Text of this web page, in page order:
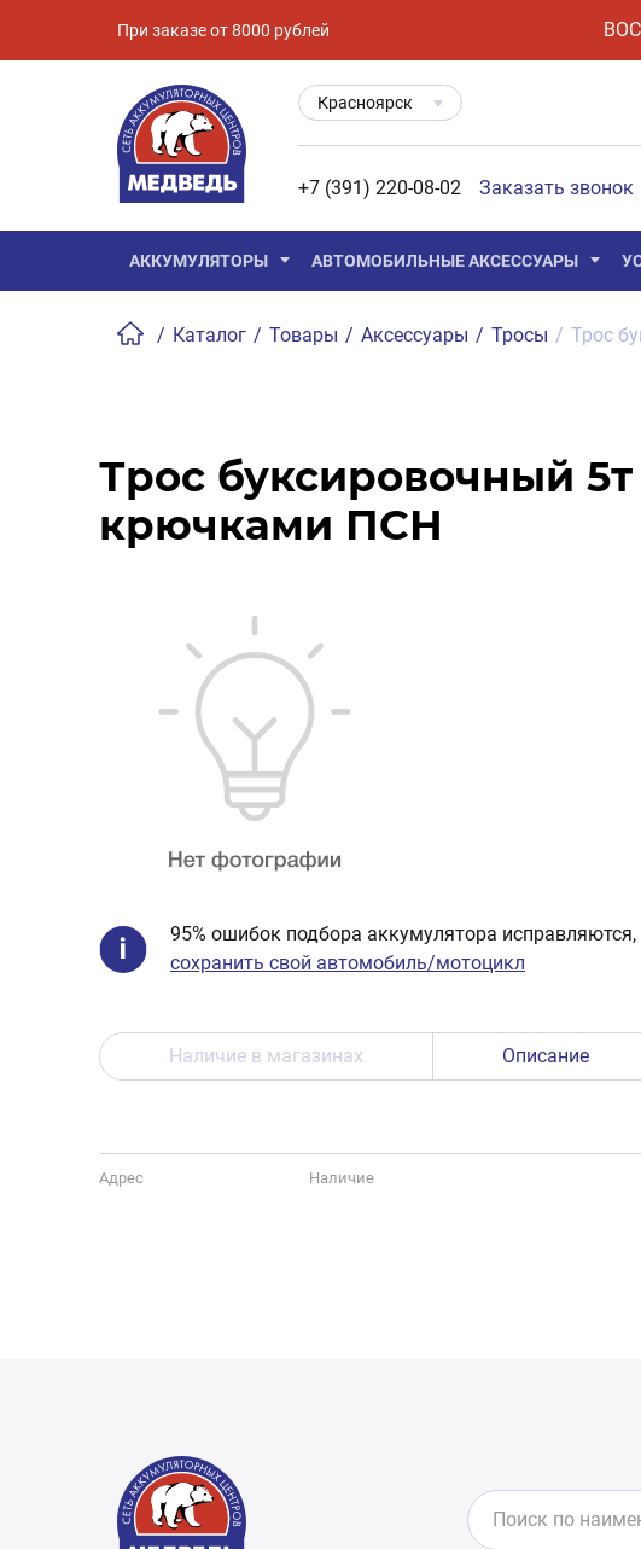
При заказе от 8000 рублей
Красноярск
+7 (391) 220-08-02 Заказать звонок
АККУМУЛЯТОРЫ АВТОМОБИЛЬНЫЕ АКСЕССУАРЫ
/ Каталог / Товары / Аксессуары / Тросы / Трос
Трос буксировочный
крючками ПСН
95% ошибок подбора аккумулятора
сохранить свой автомобиль/мотоцикл
Наличие в магазинах Описание
Адрес Наличие